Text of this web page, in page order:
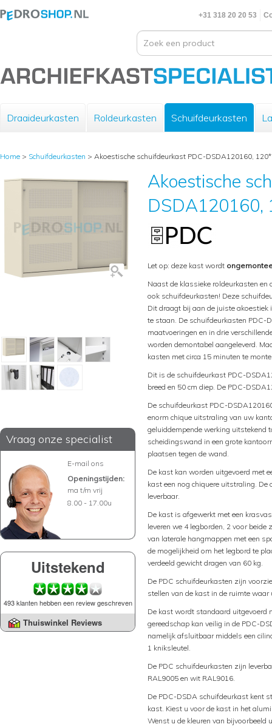
+31 318 20 20 53
Draaideurkasten Roldeurkasten Schuifdeurkasten
Home > Schuifdeurkasten > Akoestische schuifdeurkast PDC-DSDA120160,
Vraag onze specialist
E-mail ons
Openingstijden:
ma t/m vrij
8.00 - 17.00u
Uitstekend
493 klanten hebben een review geschreven
Thuiswinkel Reviews
Akoestische
Let op: deze kast wordt
Naast de klassieke roldeurkasten en
ook schuifdeurkasten! Deze
Dit draagt bij aan de juiste
te staan. De schuifdeurkasten PDC-
maatvoeringen en in drie
worden demontabel aangeleverd.
kasten met circa 15 minuten te
Dit is de schuifdeurkast PDC-
breed en 50 cm diep. De PDC-
De schuifdeurkast PDC-
enorm chique uitstraling van uw
geluiddempende werking uitstekend
scheidingswand in een grote
plaatsen tegen de wand.
De kast kan worden uitgevoerd met
kast een nog chiquere uitstraling.
leverbaar.
De kast is afgewerkt met een
leveren we 4 legborden, 2 voor
van laterale hangmappen met een
de mogelijkheid om het legbord te
verdeeld gewicht dragen van 60 kg.
De PDC schuifdeurkasten zijn
stellen van de kast in de ruimte
De kast wordt standaard uitgevoerd
gereedschap kan veilig in de PDC-
namelijk afsluitbaar middels een
1 kniksleutel.
De PDC schuifdeurkasten zijn
RAL9005 en wit RAL9016.
De PDC-DSDA schuifdeurkast kent
kast. Kiest u voor de kast in het
Wenst u de kleuren van bijvoorbeeld